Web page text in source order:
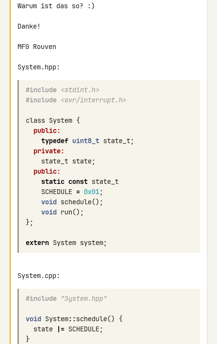
Warum ist das so? :)
Danke!
MFG Rouven
System.hpp:
#include <stdint.h>
#include <avr/interrupt.h>
class System {
public:
typedef uint8_t state_t;
private:
state_t state;
public:
static const state_t
SCHEDULE = 0x01;
void schedule();
void run();
};
extern System system;
System.cpp:
#include "System.hpp"
void System::schedule()
{
state
|= SCHEDULE;
}